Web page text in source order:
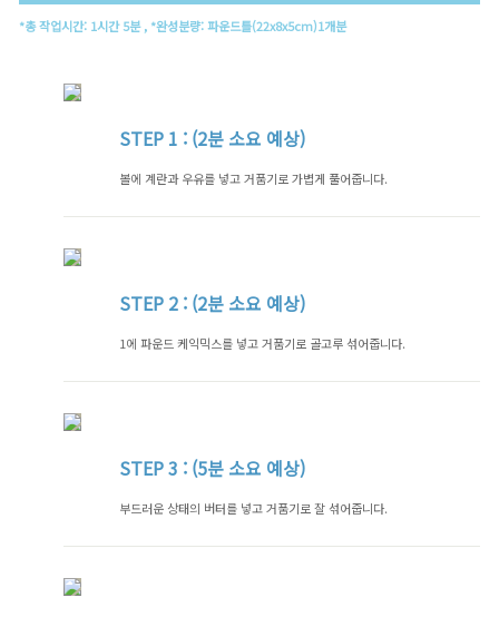
*총 작업시간: 1시간 5분 , *완성분량: 파운드틀(22x8x5cm)1개분
STEP1 : (2분 소요 예상)
볼에 계란과 우유를 넣고 거품기로 가볍게 풀어줍니다.
STEP2 : (2분 소요 예상)
1에 파운드 케익믹스를 넣고 거품기로 골고루 섞어줍니다.
STEP3 : (5분 소요 예상)
부드러운 상태의 버터를 넣고 거품기로 잘 섞어줍니다.